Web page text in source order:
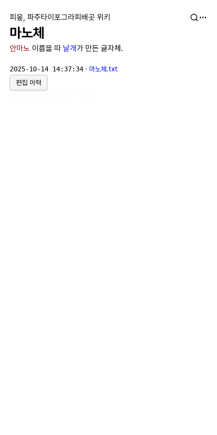
피읖, 파주타이포그라피배곳 위키
마노체
안마노 이름을 따 날개가 만든 글자체.
2025-10-14 14:37:34 · 마노체.txt
편집 이력